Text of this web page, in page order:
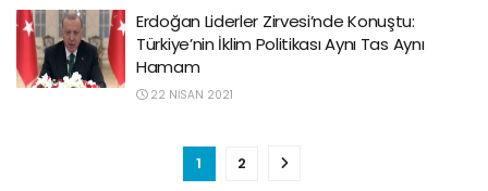
Erdoğan Liderler Zirvesi’nde Konuştu:
Türkiye’nin İklim Politikası Aynı Tas Aynı
Hamam
22 NISAN 2021
1 2